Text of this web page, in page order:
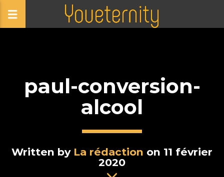
paul-conversion-
alcool
Written by La rédaction on 11 février
2020